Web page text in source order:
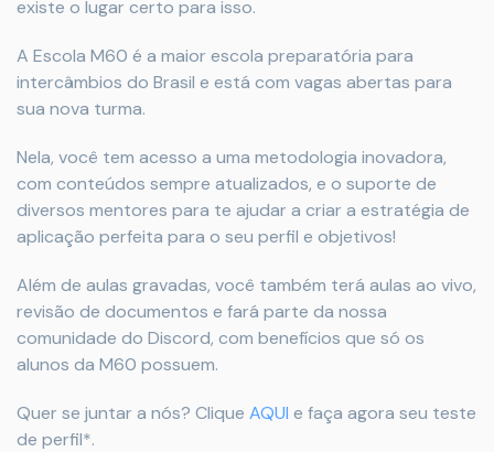
existe o lugar certo para isso.
A Escola M60 é a maior escola preparatória para
intercâmbios do Brasil e está com vagas abertas para
sua nova turma.
Nela, você tem acesso a uma metodologia inovadora,
com conteúdos sempre atualizados, e o suporte de
diversos mentores para te ajudar a criar a estratégia de
aplicação perfeita para o seu perfil e objetivos!
Além de aulas gravadas, você também terá aulas ao vivo,
revisão de documentos e fará parte da nossa
comunidade do Discord, com benefícios que só os
alunos da M60 possuem.
Quer se juntar a nós? Clique AQUI e faça agora seu teste
de perfil*.